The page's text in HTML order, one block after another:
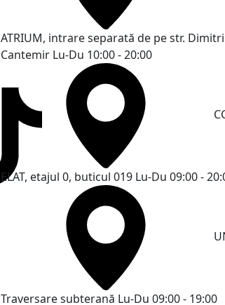
ATRIUM, intrare separată de pe str.
Cantemir Lu-Du 10:00 - 20:00
ELAT, etajul 0, buticul 019 Lu-Du 09:00 -
Traversare subterană Lu-Du 09:00 - 19:00